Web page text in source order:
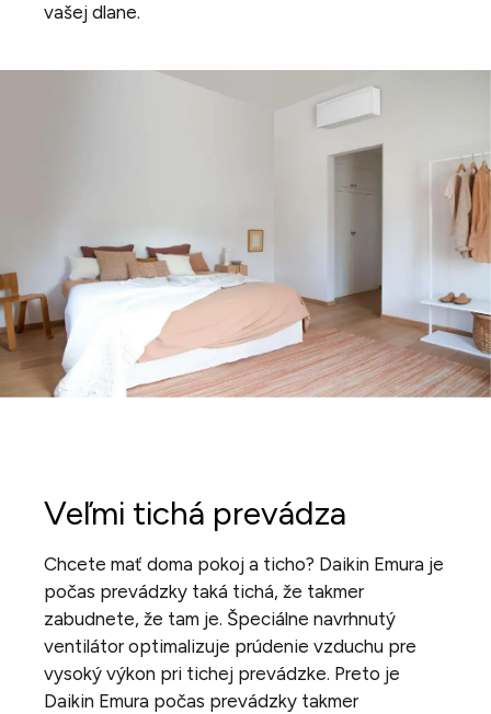
vašej dlane.
Veľmi tichá prevádza
Chcete mať doma pokoj a ticho? Daikin Emura je
počas prevádzky taká tichá, že takmer
zabudnete, že tam je. Špeciálne navrhnutý
ventilátor optimalizuje prúdenie vzduchu pre
vysoký výkon pri tichej prevádzke. Preto je
Daikin Emura počas prevádzky takmer